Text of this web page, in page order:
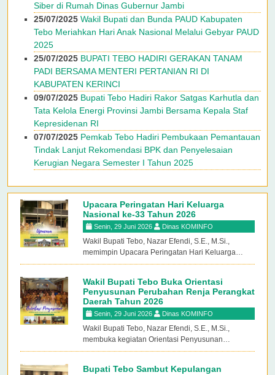
Siber di Rumah Dinas Gubernur Jambi
25/07/2025 Wakil Bupati dan Bunda PAUD Kabupaten
Tebo Meriahkan Hari Anak Nasional Melalui Gebyar PAUD
2025
25/07/2025 BUPATI TEBO HADIRI GERAKAN TANAM
PADI BERSAMA MENTERI PERTANIAN RI DI
KABUPATEN KERINCI
09/07/2025 Bupati Tebo Hadiri Rakor Satgas Karhutla dan
Tata Kelola Energi Provinsi Jambi Bersama Kepala Staf
Kepresidenan RI
07/07/2025 Pemkab Tebo Hadiri Pembukaan Pemantauan
Tindak Lanjut Rekomendasi BPK dan Penyelesaian
Kerugian Negara Semester I Tahun 2025
Upacara Peringatan Hari Keluarga
Nasional ke-33 Tahun 2026
Senin, 29 Juni 2026 Dinas KOMINFO
Wakil Bupati Tebo, Nazar Efendi, S.E., M.Si.,
memimpin Upacara Peringatan Hari Keluarga
Nasional (Harganas) ke-33 Tahun 2026 yang
Lapangan Kantor Bupati Tebo. Upacara diikuti
oleh jajaran ASN, instansi terkait, serta berbagai
unsur masyarakat sebagai bentuk komitmen
bersama dalam memperkuat peran keluarga
Wakil Bupati Tebo Buka Orientasi
Penyusunan Perubahan Renja Perangkat
Daerah Tahun 2026
Senin, 29 Juni 2026 Dinas KOMINFO
Wakil Bupati Tebo, Nazar Efendi, S.E., M.Si.,
membuka kegiatan Orientasi Penyusunan
Perubahan Rencana Kerja (Renja) Perangkat
dilaksanakan pada Senin, 29 Juni 2026 di Aula
Bupati Tebo Sambut Kepulangan